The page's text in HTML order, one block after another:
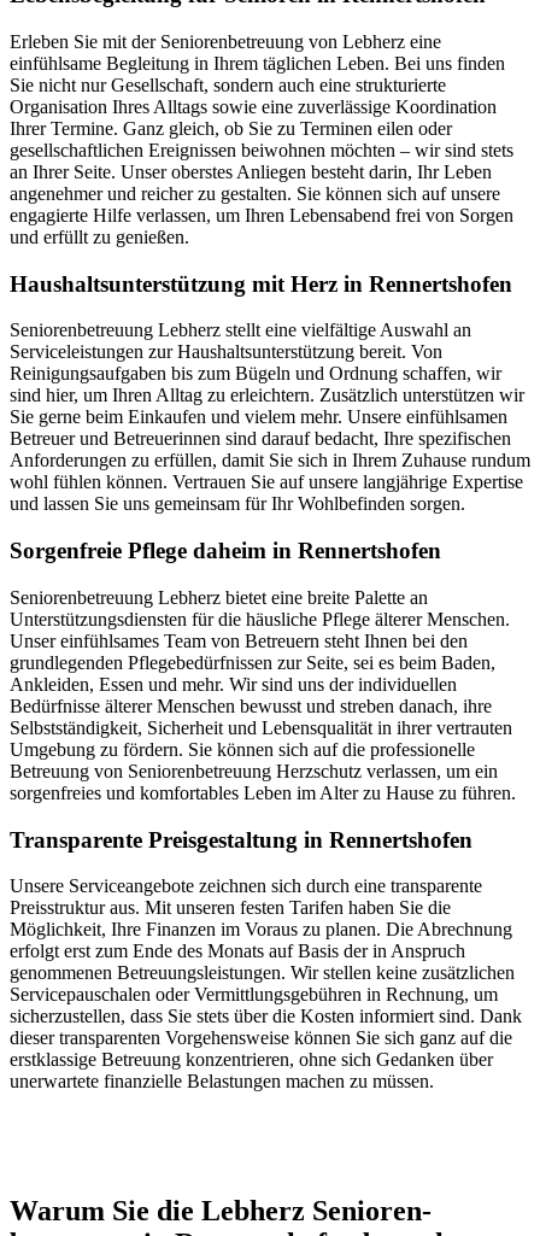
Erleben Sie mit der Seniorenbetreuung von Lebherz eine
einfühlsame Begleitung in Ihrem täglichen Leben. Bei uns finden
Sie nicht nur Gesellschaft, sondern auch eine strukturierte
Organisation Ihres Alltags sowie eine zuverlässige Koordination
Ihrer Termine. Ganz gleich, ob Sie zu Terminen eilen oder
gesellschaftlichen Ereignissen beiwohnen möchten – wir sind stets
an Ihrer Seite. Unser oberstes Anliegen besteht darin, Ihr Leben
angenehmer und reicher zu gestalten. Sie können sich auf unsere
engagierte Hilfe verlassen, um Ihren Lebensabend frei von Sorgen
und erfüllt zu genießen.
Haushalts­unterstützung mit Herz in Rennertshofen
Seniorenbetreuung Lebherz stellt eine vielfältige Auswahl an
Serviceleistungen zur Haushaltsunterstützung bereit. Von
Reinigungsaufgaben bis zum Bügeln und Ordnung schaffen, wir
sind hier, um Ihren Alltag zu erleichtern. Zusätzlich unterstützen wir
Sie gerne beim Einkaufen und vielem mehr. Unsere einfühlsamen
Betreuer und Betreuerinnen sind darauf bedacht, Ihre spezifischen
Anforderungen zu erfüllen, damit Sie sich in Ihrem Zuhause rundum
wohl fühlen können. Vertrauen Sie auf unsere langjährige Expertise
und lassen Sie uns gemeinsam für Ihr Wohlbefinden sorgen.
Sorgenfreie Pflege daheim in Rennertshofen
Seniorenbetreuung Lebherz bietet eine breite Palette an
Unterstützungsdiensten für die häusliche Pflege älterer Menschen.
Unser einfühlsames Team von Betreuern steht Ihnen bei den
grundlegenden Pflegebedürfnissen zur Seite, sei es beim Baden,
Ankleiden, Essen und mehr. Wir sind uns der individuellen
Bedürfnisse älterer Menschen bewusst und streben danach, ihre
Selbstständigkeit, Sicherheit und Lebensqualität in ihrer vertrauten
Umgebung zu fördern. Sie können sich auf die professionelle
Betreuung von Seniorenbetreuung Herzschutz verlassen, um ein
sorgenfreies und komfortables Leben im Alter zu Hause zu führen.
Transparente Preisgestaltung in Rennertshofen
Unsere Serviceangebote zeichnen sich durch eine transparente
Preisstruktur aus. Mit unseren festen Tarifen haben Sie die
Möglichkeit, Ihre Finanzen im Voraus zu planen. Die Abrechnung
erfolgt erst zum Ende des Monats auf Basis der in Anspruch
genommenen Betreuungsleistungen. Wir stellen keine zusätzlichen
Servicepauschalen oder Vermittlungsgebühren in Rechnung, um
sicherzustellen, dass Sie stets über die Kosten informiert sind. Dank
dieser transparenten Vorgehensweise können Sie sich ganz auf die
erstklassige Betreuung konzentrieren, ohne sich Gedanken über
unerwartete finanzielle Belastungen machen zu müssen.
Warum Sie die Lebherz Senioren­